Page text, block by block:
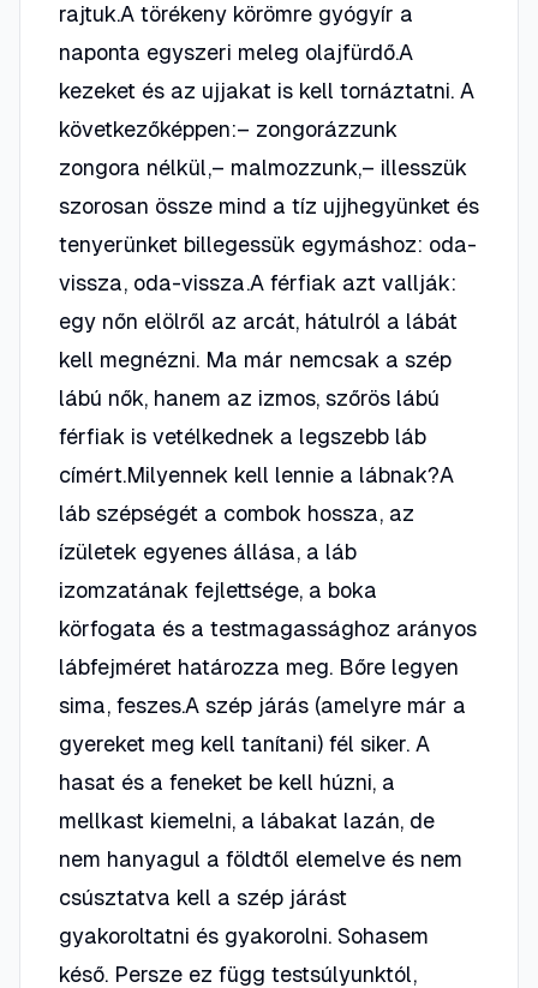
rajtuk.A törékeny körömre gyógyír a
naponta egyszeri meleg olajfürdő.A
kezeket és az ujjakat is kell tornáztatni. A
következőképpen:– zongorázzunk
zongora nélkül,– malmozzunk,– illesszük
szorosan össze mind a tíz ujjhegyünket és
tenyerünket billegessük egymáshoz: oda-
vissza, oda-vissza.A férfiak azt vallják:
egy nőn elölről az arcát, hátulról a lábát
kell megnézni. Ma már nemcsak a szép
lábú nők, hanem az izmos, szőrös lábú
férfiak is vetélkednek a legszebb láb
címért.Milyennek kell lennie a lábnak?A
láb szépségét a combok hossza, az
ízületek egyenes állása, a láb
izomzatának fejlettsége, a boka
körfogata és a testmagassághoz arányos
lábfejméret határozza meg. Bőre legyen
sima, feszes.A szép járás (amelyre már a
gyereket meg kell tanítani) fél siker. A
hasat és a feneket be kell húzni, a
mellkast kiemelni, a lábakat lazán, de
nem hanyagul a földtől elemelve és nem
csúsztatva kell a szép járást
gyakoroltatni és gyakorolni. Sohasem
késő. Persze ez függ testsúlyunktól,